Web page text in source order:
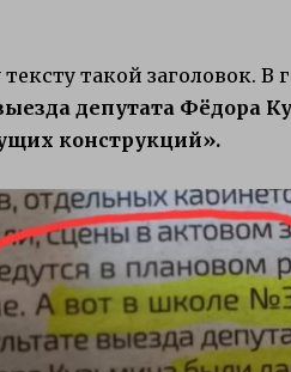
такой заголовок. В
депутата Фёдора
конструкций».